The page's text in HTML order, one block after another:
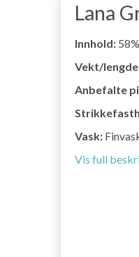
Lana
Innhold:
Vekt/
Anbefalte
Vask:
Vis full